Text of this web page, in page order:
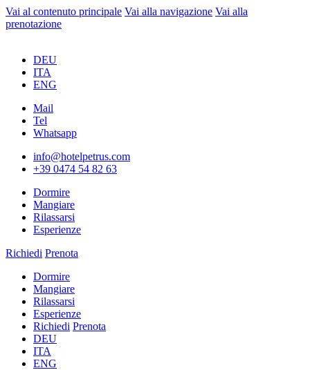
Vai al contenuto principale Vai alla navigazione Vai alla
prenotazione
DEU
ITA
ENG
Mail
Tel
Whatsapp
info@hotelpetrus.com
+39 0474 54 82 63
Dormire
Mangiare
Rilassarsi
Esperienze
Richiedi Prenota
Dormire
Mangiare
Rilassarsi
Esperienze
Richiedi Prenota
DEU
ITA
ENG